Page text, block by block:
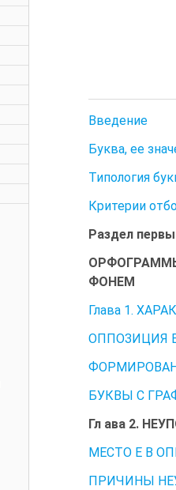
Введение
Буква, ее
Типология
Критерии
Раздел
ФОНЕМ
Глава 1.
ОППОЗИЦИЯ
БУКВЫ С
Гл ава 2.
МЕСТО Е В
ПРИЧИНЫ